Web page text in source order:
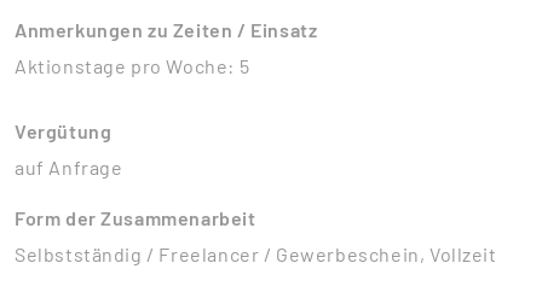
Anmerkungen zu Zeiten / Einsatz
Aktionstage pro Woche: 5
Vergütung
auf Anfrage
Form der Zusammenarbeit
Selbstständig / Freelancer / Gewerbeschein, Vollzeit